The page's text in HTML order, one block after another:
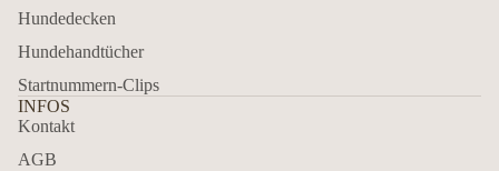
Hundedecken
Hundehandtücher
Startnummern-Clips
INFOS
Kontakt
AGB